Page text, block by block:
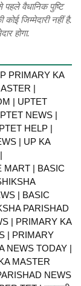
वैधानिक पुष्टि
जिम्मेदारी नहीं है.
होगा.
PRIMARY KA
|
| UPTET
NEWS |
HELP |
| UP KA
MART | BASIC
| BASIC
PARISHAD
| PRIMARY KA
| PRIMARY
NEWS TODAY |
MASTER
NEWS